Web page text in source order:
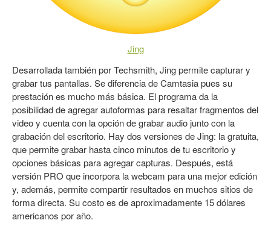
Jing
Desarrollada también por Techsmith, Jing permite capturar y
grabar tus pantallas. Se diferencia de Camtasia pues su
prestación es mucho más básica. El programa da la
posibilidad de agregar autoformas para resaltar fragmentos del
video y cuenta con la opción de grabar audio junto con la
grabación del escritorio. Hay dos versiones de Jing: la gratuita,
que permite grabar hasta cinco minutos de tu escritorio y
opciones básicas para agregar capturas. Después, está
versión PRO que incorpora la webcam para una mejor edición
y, además, permite compartir resultados en muchos sitios de
forma directa. Su costo es de aproximadamente 15 dólares
americanos por año.